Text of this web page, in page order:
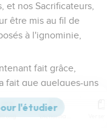
et nos Sacrificateurs,
être mis au fil de
à l'ignominie,
fait grâce,
fait que quelques-uns
nous a donné un clou
éclairât nos yeux, et